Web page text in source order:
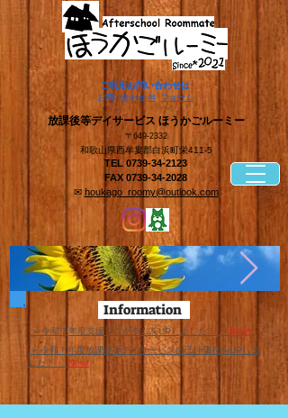
​ご利用お問い合わせは
​お問い合わせ ✉ フォーム
​放課後等デイサービス ほうかごルーミー
〒649-2332
和歌山県西牟婁郡白浜町栄411-5
TEL0739-34-2123
FAX 0739-34-2028
✉ houkago_roomy@outlook.com
Information
​ ➢ 令和７年度支援プログラムをUPしました！ New!
​ ➢ 令和７年度放課後等デイサービス自己評価表をUPしま
した！
New!